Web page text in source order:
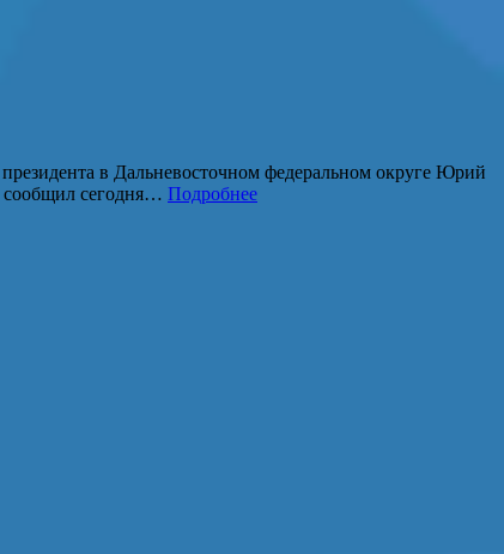
в Дальневосточном федеральном округе Юрий
сообщил сегодня… Подробнее